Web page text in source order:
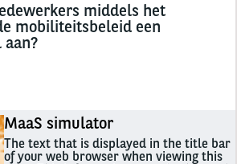
middels het
mobiliteitsbeleid een
MaaS simulator
The text that is displayed in the title bar
of your web browser when viewing this